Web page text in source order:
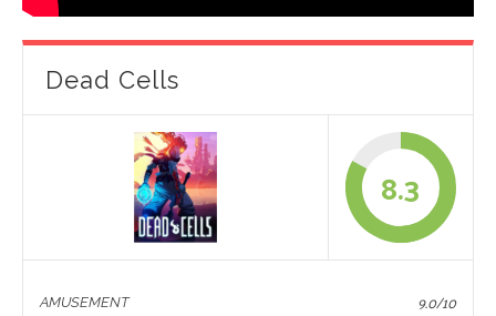
Dead Cells
8.3
AMUSEMENT 9.0/10